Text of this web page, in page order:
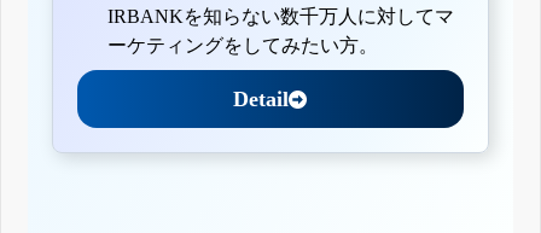
IRBANKを知らない数千万人に対してマ
ーケティングをしてみたい方。
Detail